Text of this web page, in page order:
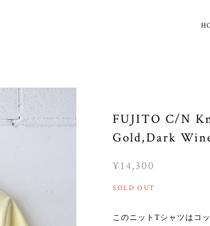
FUJITO C/N
Gold,Dark
¥14,300
SOLD OUT
このニットTシャツはコ